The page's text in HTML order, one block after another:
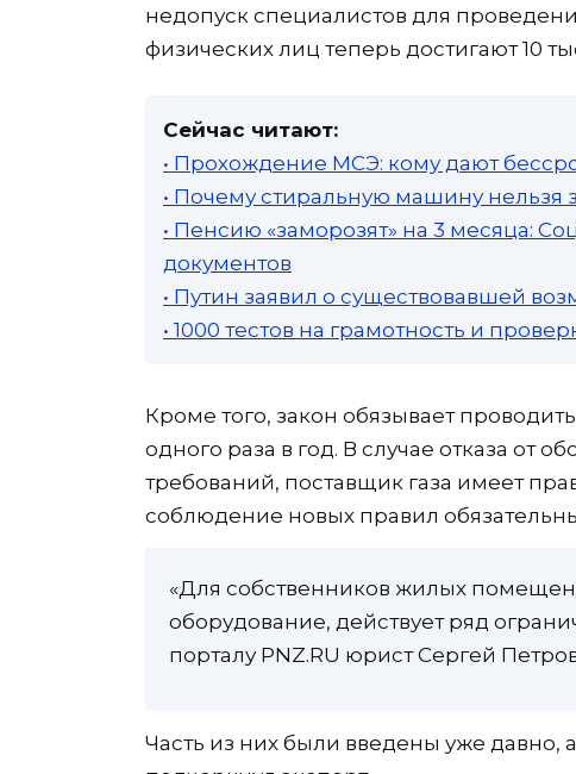
недопуск специалистов для
физических лиц теперь достигают 10
Сейчас читают:
• Прохождение МСЭ: кому дают
• Почему стиральную машину нельзя
• Пенсию «заморозят» на 3 месяца:
документов
• Путин заявил о существовавшей
• 1000 тестов на грамотность и
Кроме того, закон обязывает
одного раза в год. В случае отказа от
требований, поставщик газа имеет
соблюдение новых правил
«Для собственников жилых
оборудование, действует ряд
порталу PNZ.RU юрист Сергей
Часть из них были введены уже давно,